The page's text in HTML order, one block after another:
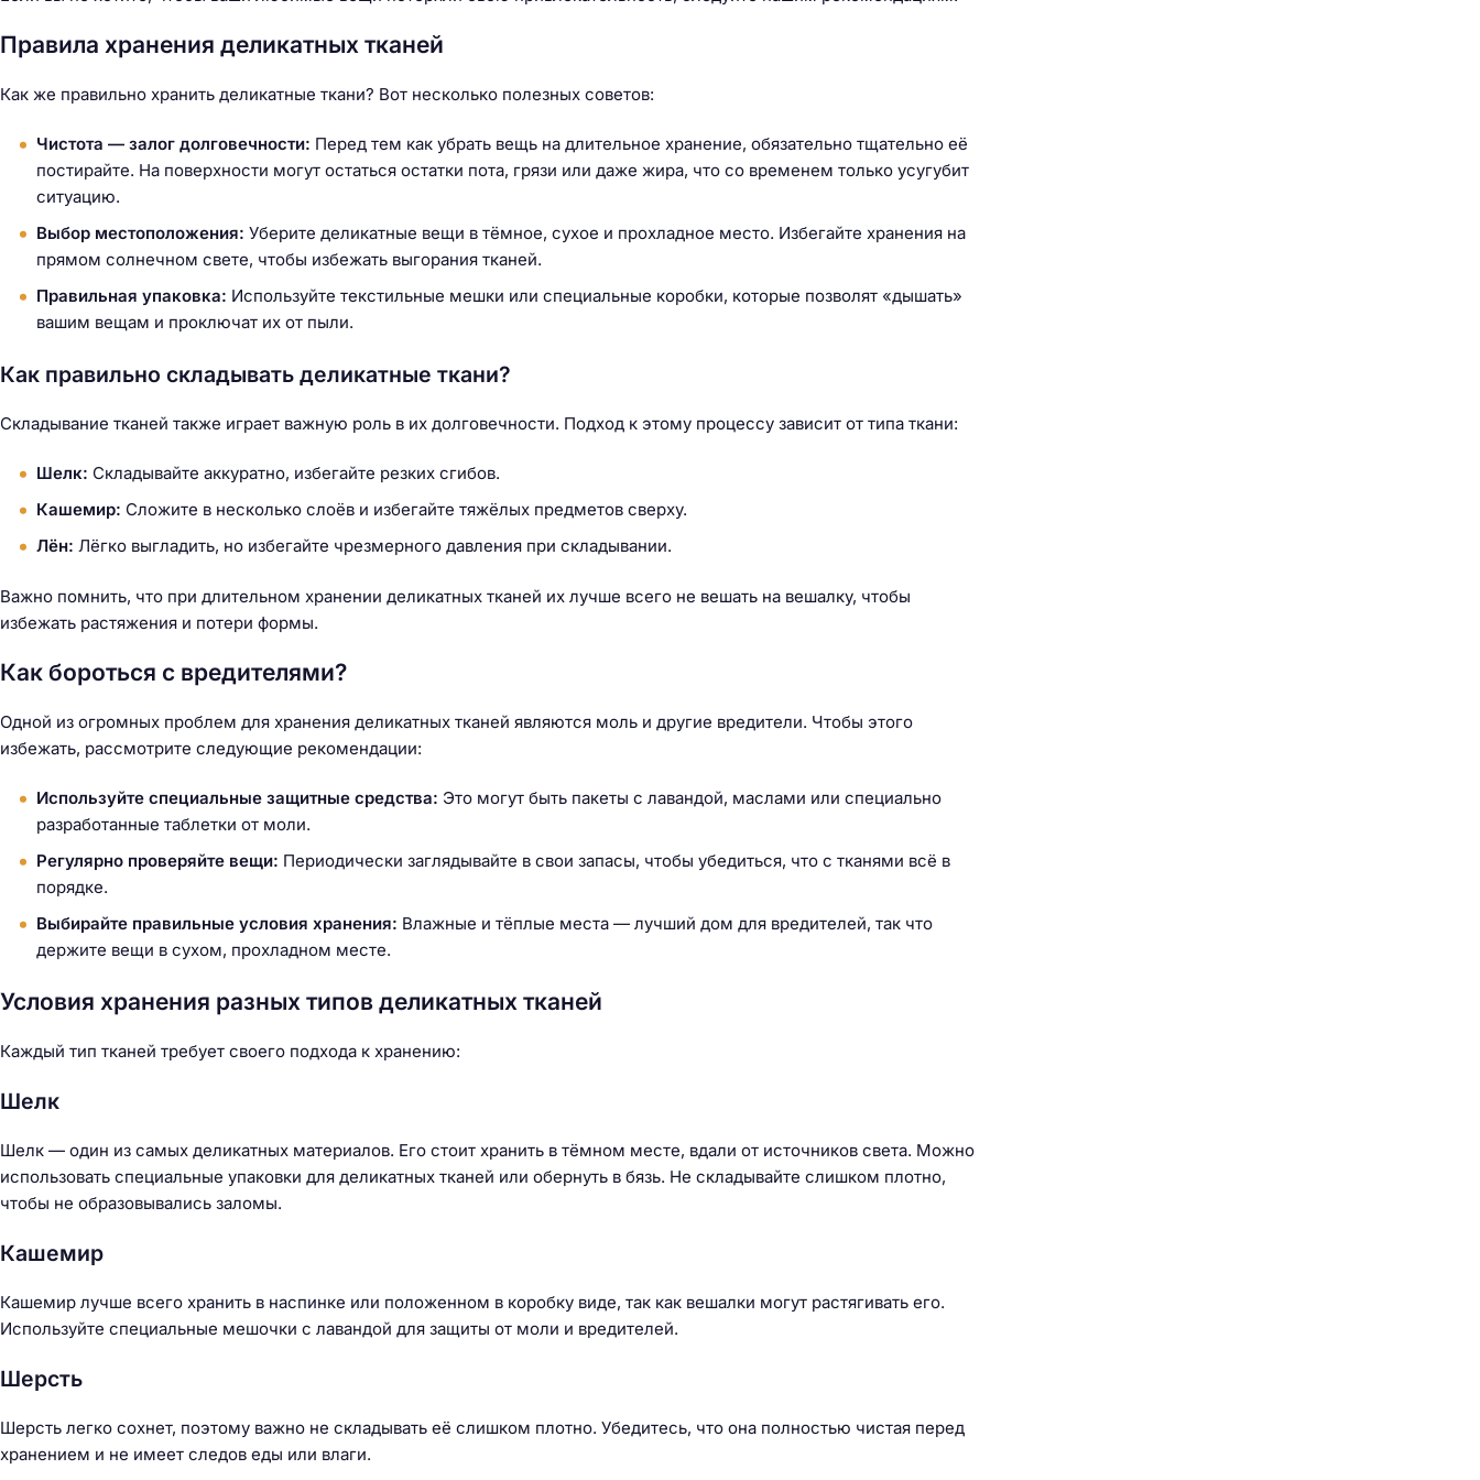
Правила хранения деликатных тканей
Как же правильно хранить деликатные ткани? Вот несколько полезных советов:
Чистота — залог долговечности: Перед тем как убрать вещь на длительное хранение, обязательно тщательно её
постирайте. На поверхности могут остаться остатки пота, грязи или даже жира, что со временем только усугубит
ситуацию.
Выбор местоположения: Уберите деликатные вещи в тёмное, сухое и прохладное место. Избегайте хранения на
прямом солнечном свете, чтобы избежать выгорания тканей.
Правильная упаковка: Используйте текстильные мешки или специальные коробки, которые позволят «дышать»
вашим вещам и проключат их от пыли.
Как правильно складывать деликатные ткани?
Складывание тканей также играет важную роль в их долговечности. Подход к этому процессу зависит от типа ткани:
Шелк: Складывайте аккуратно, избегайте резких сгибов.
Кашемир: Сложите в несколько слоёв и избегайте тяжёлых предметов сверху.
Лён: Лёгко выгладить, но избегайте чрезмерного давления при складывании.
Важно помнить, что при длительном хранении деликатных тканей их лучше всего не вешать на вешалку, чтобы
избежать растяжения и потери формы.
Как бороться с вредителями?
Одной из огромных проблем для хранения деликатных тканей являются моль и другие вредители. Чтобы этого
избежать, рассмотрите следующие рекомендации:
Используйте специальные защитные средства: Это могут быть пакеты с лавандой, маслами или специально
разработанные таблетки от моли.
Регулярно проверяйте вещи: Периодически заглядывайте в свои запасы, чтобы убедиться, что с тканями всё в
порядке.
Выбирайте правильные условия хранения: Влажные и тёплые места — лучший дом для вредителей, так что
держите вещи в сухом, прохладном месте.
Условия хранения разных типов деликатных тканей
Каждый тип тканей требует своего подхода к хранению:
Шелк
Шелк — один из самых деликатных материалов. Его стоит хранить в тёмном месте, вдали от источников света. Можно
использовать специальные упаковки для деликатных тканей или обернуть в бязь. Не складывайте слишком плотно,
чтобы не образовывались заломы.
Кашемир
Кашемир лучше всего хранить в наспинке или положенном в коробку виде, так как вешалки могут растягивать его.
Используйте специальные мешочки с лавандой для защиты от моли и вредителей.
Шерсть
Шерсть легко сохнет, поэтому важно не складывать её слишком плотно. Убедитесь, что она полностью чистая перед
хранением и не имеет следов еды или влаги.
й
и